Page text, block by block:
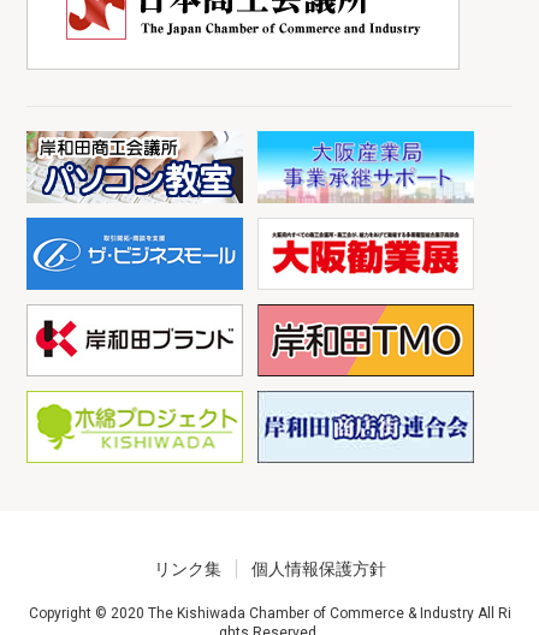
リンク集 個人情報保護方針
Copyright © 2020 The Kishiwada Chamber of Commerce & Industry All Ri